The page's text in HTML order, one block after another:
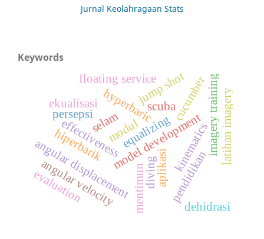
Jurnal Keolahragaan Stats
Keywords
effectiveness
selammodel developmentimagery training
aplikasi
persepsi equalizing
hyperbaricscuba
diving
ekualisasi
hiperbarik
jump shot latihan imagery
kinematics
angular displacement
angular velocity pendidikan
modul
floating service
mentimun
evaluation
dehidrasi
cucumber